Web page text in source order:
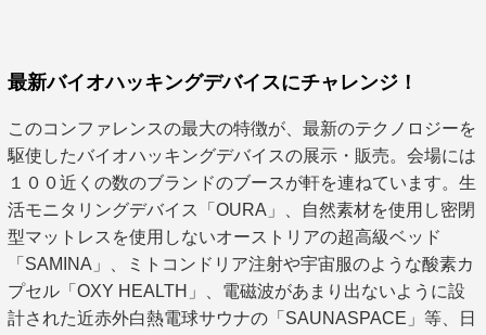
最新バイオハッキングデバイスにチャレンジ！
このコンファレンスの最大の特徴が、最新のテクノロジーを
駆使したバイオハッキングデバイスの展示・販売。会場には
１００近くの数のブランドのブースが軒を連ねています。生
活モニタリングデバイス「OURA」、自然素材を使用し密閉
型マットレスを使用しないオーストリアの超高級ベッド
「SAMINA」、ミトコンドリア注射や宇宙服のような酸素カ
プセル「OXY HEALTH」、電磁波があまり出ないように設
計された近赤外白熱電球サウナの「SAUNASPACE」等、日